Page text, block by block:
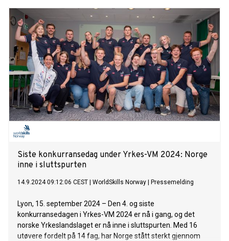
Siste konkurransedag under Yrkes-VM 2024: Norge
inne i sluttspurten
14.9.2024 09:12:06 CEST WorldSkills Norway Pressemelding
Lyon, 15. september 2024 – Den 4. og siste
konkurransedagen i Yrkes-VM 2024 er nå i gang, og det
norske Yrkeslandslaget er nå inne i sluttspurten. Med 16
utøvere fordelt på 14 fag, har Norge stått sterkt gjennom